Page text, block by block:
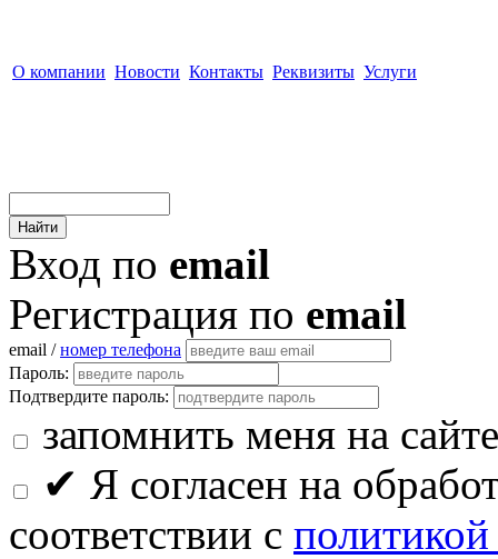
О компании Новости Контакты Реквизиты Услуги
Вход по email
Регистрация по email
email /номер телефона
Пароль:
Подтвердите пароль:
запомнить меня на сайте
✔ Я согласен на
соответствии с